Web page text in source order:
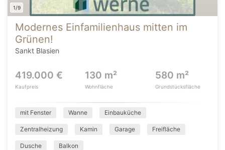
1/9
Modernes Einfamilienhaus mitten im
Grünen!
Sankt Blasien
419.000 €
Kaufpreis
130 m²
Wohnfläche
580 m²
Grundstücksfläche
mit Fenster Wanne Einbauküche
Zentralheizung Kamin Garage Freifläche
Dusche Balkon